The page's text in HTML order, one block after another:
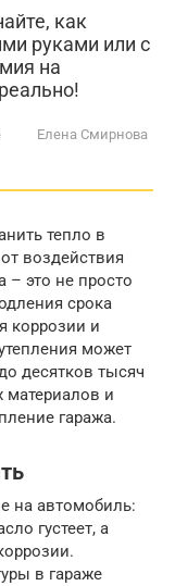
как
руками или с
на
Елена Смирнова
тепло в
воздействия
– это не просто
срока
коррозии и
может
десятков тысяч
материалов и
гаража.
на автомобиль:
густеет, а
в гараже